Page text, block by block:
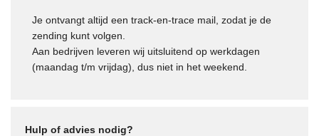
Je ontvangt altijd een track-en-trace mail, zodat je de
zending kunt volgen.
Aan bedrijven leveren wij uitsluitend op werkdagen
(maandag t/m vrijdag), dus niet in het weekend.
Hulp of advies nodig?